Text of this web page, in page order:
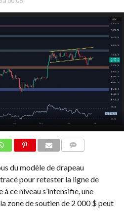
du modèle de drapeau
pour retester la ligne de
ce niveau s’intensifie, une
zone de soutien de 2 000 $ peut